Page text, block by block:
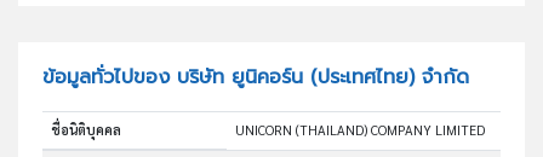
ข้อมูลทั่วไปของ บริษัท ยูนิคอร์น (ประเทศไทย) จำกัด
ชื่อนิติบุคคล UNICORN (THAILAND) COMPANY LIMITED